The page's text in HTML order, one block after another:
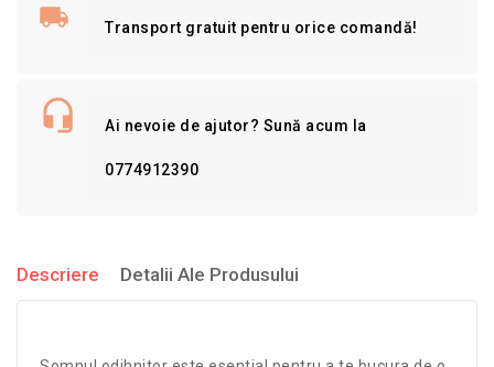
Transport gratuit pentru orice comandă!
Ai nevoie de ajutor? Sună acum la
0774912390
Descriere Detalii Ale Produsului